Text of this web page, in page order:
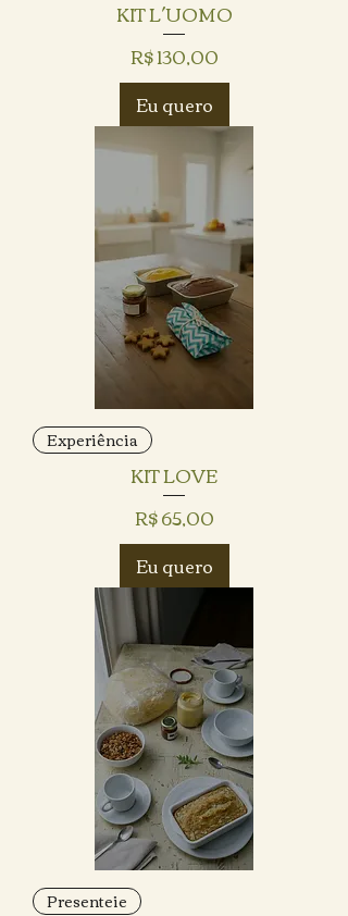
KIT L´UOMO
Preço
R$ 130,00
Eu quero
Experiência
KIT LOVE
Preço
R$ 65,00
Eu quero
Presenteie